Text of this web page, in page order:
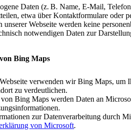
Daten (z. B. Name, E-Mail,
etwa über Kontaktformulare oder
unserer Webseite werden keine
notwendigen Daten zur
Bing Maps
verwenden wir Bing Maps, um
zu verdeutlichen.
Bing Maps werden Daten an
zur Datenverarbeitung durch
von Microsoft.